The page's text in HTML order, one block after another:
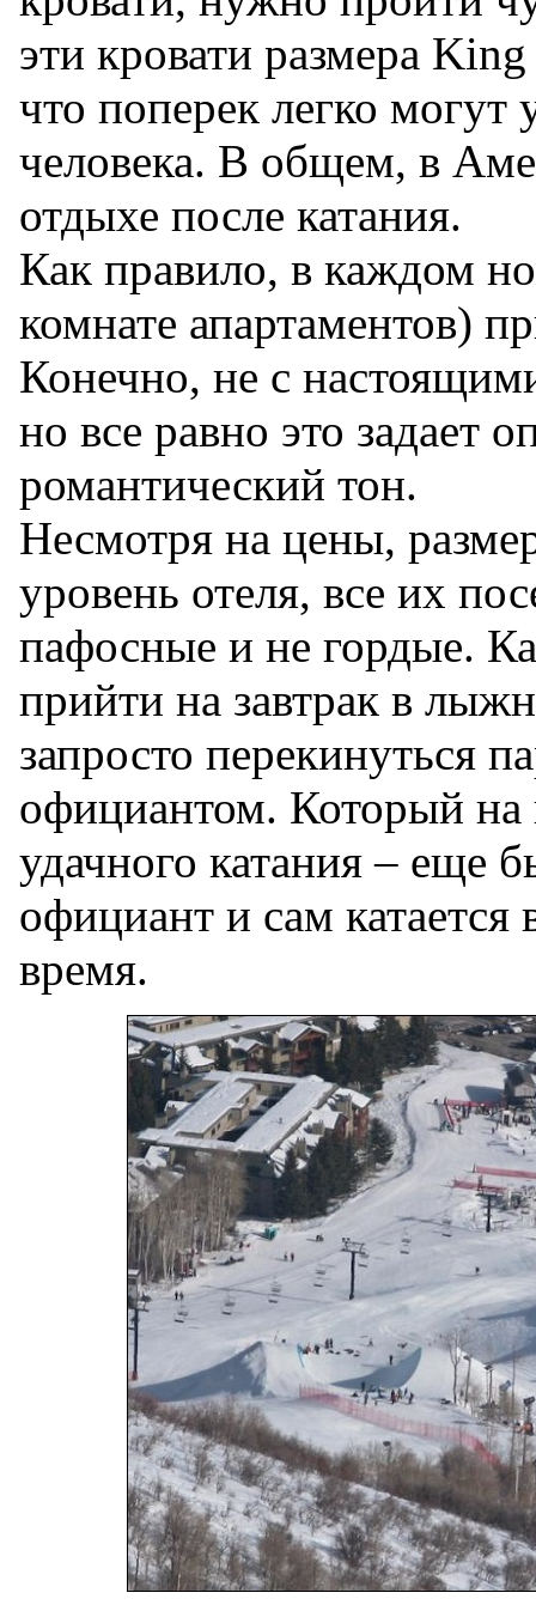
эти кровати размера
что поперек легко могут
человека. В общем, в
отдыхе после катания.
Как правило, в каждом
комнате апартаментов)
Конечно, не с
но все равно это задает
романтический тон.
Несмотря на цены,
уровень отеля, все их
пафосные и не гордые.
прийти на завтрак в
запросто перекинуться
официантом. Который на
удачного катания – еще
официант и сам катается
время.